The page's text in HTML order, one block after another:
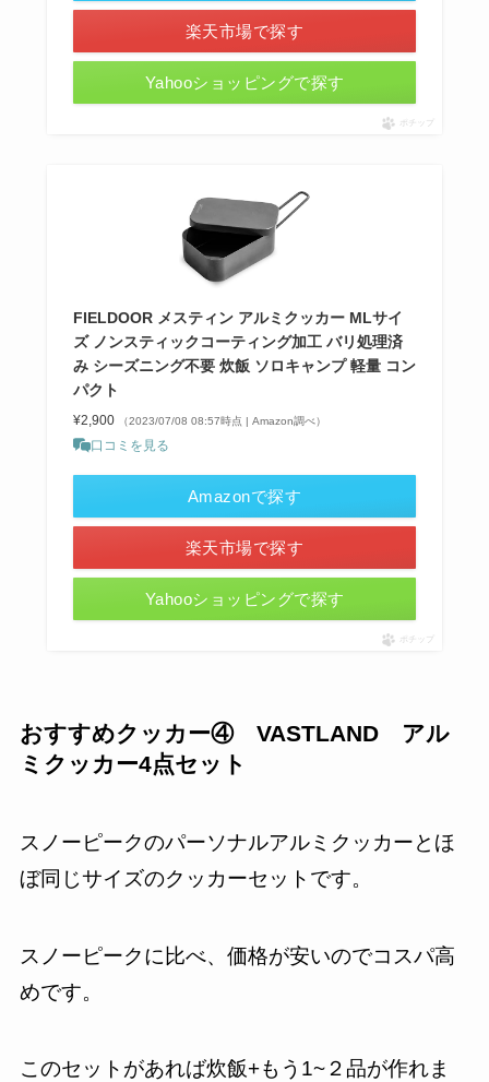
楽天市場で探す
Yahooショッピングで探す
ポチップ
FIELDOOR メスティン アルミクッカー MLサイ
ズ ノンスティックコーティング加工 バリ処理済
み シーズニング不要 炊飯 ソロキャンプ 軽量 コン
パクト
¥2,900 （2023/07/08 08:57時点 | Amazon調べ）
口コミを見る
Amazonで探す
楽天市場で探す
Yahooショッピングで探す
ポチップ
おすすめクッカー④ VASTLAND アル
ミクッカー4点セット
スノーピークのパーソナルアルミクッカーとほ
ぼ同じサイズのクッカーセットです。
スノーピークに比べ、価格が安いのでコスパ高
めです。
このセットがあれば炊飯+もう1~２品が作れま